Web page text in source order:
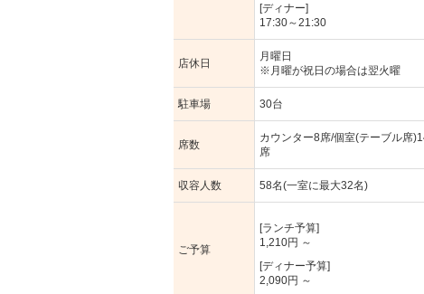
[ディナー]
17:30～21:30
店休日
月曜日
※月曜が祝日の場合は翌火曜
駐車場 30台
席数
カウンター8席/個室(テーブル席
席
収容人数 58名(一室に最大32名)
ご予算
[ランチ予算]
1,210円 ～
[ディナー予算]
2,090円 ～